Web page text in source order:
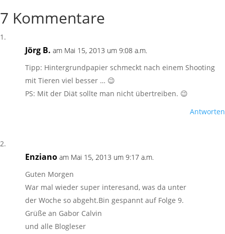
7 Kommentare
Jörg B. am Mai 15, 2013 um 9:08 a.m.
Tipp: Hintergrundpapier schmeckt nach einem Shooting
mit Tieren viel besser … 😉
PS: Mit der Diät sollte man nicht übertreiben. 😉
Antworten
Enziano am Mai 15, 2013 um 9:17 a.m.
Guten Morgen
War mal wieder super interesand, was da unter
der Woche so abgeht.Bin gespannt auf Folge 9.
Grüße an Gabor Calvin
und alle Blogleser